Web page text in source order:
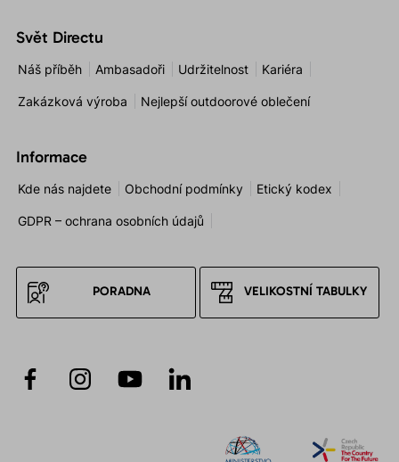
Svět Directu
Náš příběh Ambasadoři Udržitelnost Kariéra
Zakázková výroba Nejlepší outdoorové oblečení
Informace
Kde nás najdete Obchodní podmínky Etický kodex
GDPR – ochrana osobních údajů
PORADNA VELIKOSTNÍ TABULKY